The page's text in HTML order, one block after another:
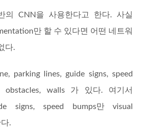
의 CNN을 사용한다고 한다. 사실
만 할 수 있다면 어떤 네트워
다.
parking lines, guide signs, speed
obstacles, walls 가 있다. 여기서
signs, speed bumps만 visual
.